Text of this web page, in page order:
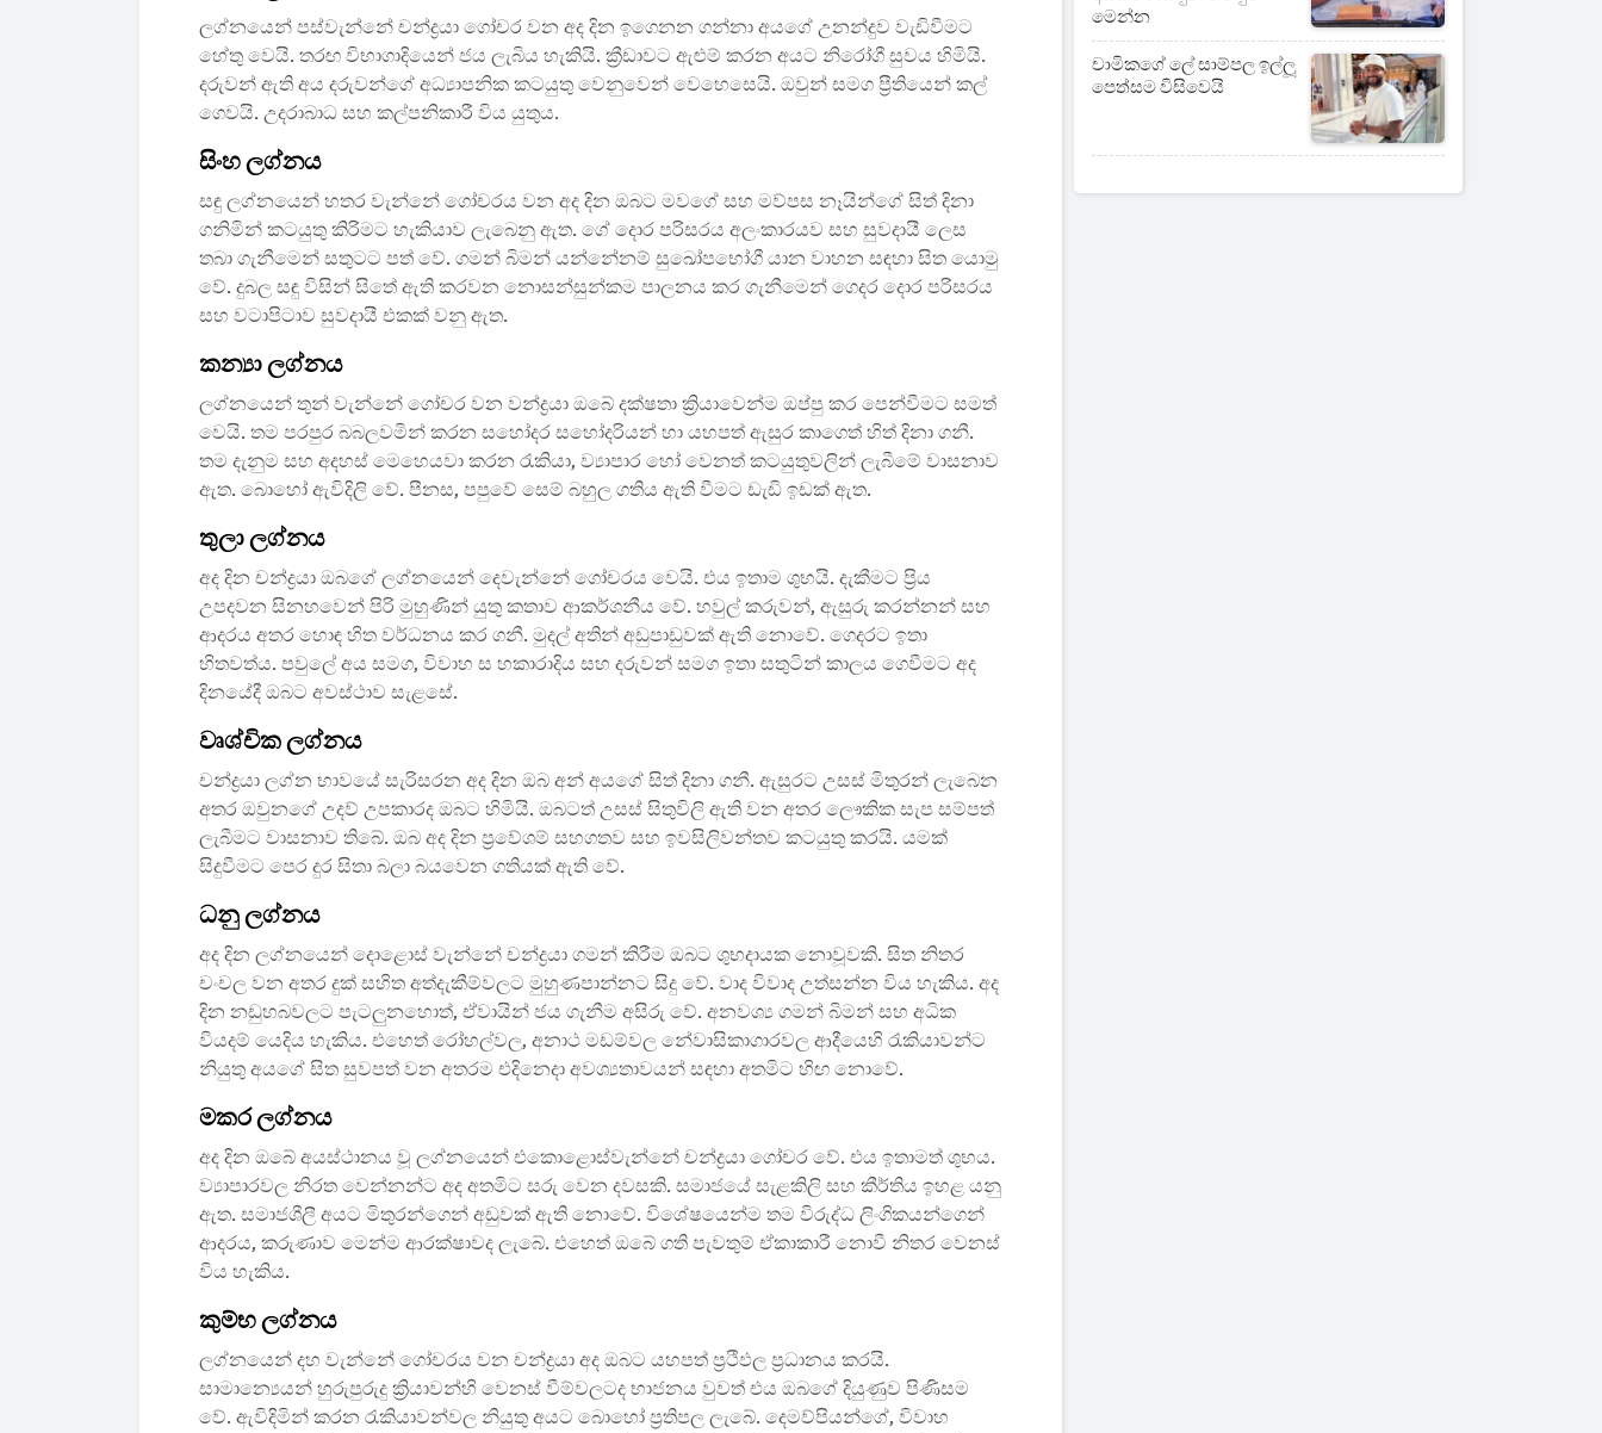
ලග්නයෙන් පස්වැන්නේ චන්ද්‍රයා ගෝචර වන අද දින ඉගෙනන ගන්නා අයගේ උනන්දුව වැඩිවීමට
හේතු වෙයි. තරඟ විභාගාදියෙන් ජය ලැබිය හැකියි. ක්‍රීඩාවට ඇළුම් කරන අයට නිරෝගී සුවය හිමියි.
දරුවන් ඇති අය දරුවන්ගේ අධ්‍යාපනික කටයුතු වෙනුවෙන් වෙහෙසෙයි. ඔවුන් සමග ප්‍රීතියෙන් කල්
ගෙවයි. උදරාබාධ සහ කල්පනිකාරී විය යුතුය.
සිංහ ලග්නය
සඳු ලග්නයෙන් හතර වැන්නේ ගෝචරය වන අද දින ඔබට මවගේ සහ මව්පස නෑයින්ගේ සිත් දිනා
ගනිමින් කටයුතු කිරිමට හැකියාව ලැබෙනු ඇත. ගේ දොර පරිසරය අලංකාරයව සහ සුවදායී ලෙස
තබා ගැනීමෙන් සතුටට පත් වේ. ගමන් බිමන් යන්නේනම් සුඛෝපභෝගී යාන වාහන සඳහා සිත යොමු
වේ. දුබල සඳු විසින් සිතේ ඇති කරවන නොසන්සුන්කම පාලනය කර ගැනීමෙන් ගෙදර දොර පරිසරය
සහ වටාපිටාව සුවදායී එකක් වනු ඇත.
කන්‍යා ලග්නය
ලග්නයෙන් තුන් වැන්නේ ගෝචර වන වන්ද්‍රයා ඔබේ දක්ෂතා ක්‍රියාවෙන්ම ඔප්පු කර පෙන්වීමට සමත්
වෙයි. තම පරපුර බබලවමින් කරන සහෝදර සහෝදරියන් හා යහපත් ඇසුර කාගෙත් හිත් දිනා ගනී.
තම දැනුම සහ අදහස් මෙහෙයවා කරන රැකියා, ව්‍යාපාර හෝ වෙනත් කටයුතුවලින් ලැබීමේ වාසනාව
ඇත. බොහෝ ඇවිදිලි වේ. පීනස, පපුවේ සෙම් බහුල ගතිය ඇති වීමට ඩැඩි ඉඩක් ඇත.
තුලා ලග්නය
අද දින චන්ද්‍රයා ඔබගේ ලග්නයෙන් දෙවැන්නේ ගෝචරය වෙයි. එය ඉතාම ශුභයි. දැකීමට ප්‍රිය
උපදවන සිනහවෙන් පිරි මුහුණින් යුතු කතාව ආකර්ශනීය වේ. හවුල් කරුවන්, ඇසුරු කරන්නන් සහ
ආදරය අතර හොඳ හිත වර්ධනය කර ගනී. මුදල් අතින් අඩුපාඩුවක් ඇති නොවේ. ගෙදරට ඉතා
හිතවත්ය. පවුලේ අය සමග, විවාහ ස හකාරාදිය සහ දරුවන් සමග ඉතා සතුටින් කාලය ගෙවීමට අද
දිනයේදී ඔබට අවස්ථාව සැළසේ.
වෘශ්චික ලග්නය
චන්ද්‍රයා ලග්න භාවයේ සැරිසරන අද දින ඔබ අන් අයගේ සිත් දිනා ගනී. ඇසුරට උසස් මිතුරන් ලැබෙන
අතර ඔවුනගේ උදව් උපකාරද ඔබට හිමියි. ඔබටත් උසස් සිතුවිලි ඇති වන අතර ලෞකික සැප සම්පත්
ලැබීමට වාසනාව ති‍බේ. ඔබ අද දින ප්‍රවේශම් සහගතව සහ ඉවසිලිවන්තව කටයුතු කරයි. යමක්
සිදුවීමට පෙර දුර සිතා බලා බයවෙන ගතියක් ඇති වේ.
ධනු ලග්නය
අද දින ලග්නයෙන් දොළොස් වැන්නේ චන්ද්‍රයා ගමන් කිරීම ඔබට ශුභදායක නොවූවකි. සිත නිතර
චංචල වන අතර දුක් සහිත අත්දැකීම්වලට මුහුණපාන්නට සිදු වේ. වාද විවාද උත්සන්න විය හැකිය. අද
දින නඩුහබවලට පැටලුනහොත්, ඒවායින් ජය ගැනීම අසිරු වේ. අනවශ්‍ය ගමන් බිමන් සහ අධික
වියදම් යෙදිය හැකිය. එහෙත් රෝහල්වල, අනාථ මඩම්වල නේවාසිකාගාරවල ආදීයෙහි රැකියාවන්ට
නියුතු අයගේ සිත සුවපත් වන අතරම එදිනෙදා අවශ්‍යතාවයන් සඳහා අතමිට හිඟ නොවේ.
මකර ලග්නය
අද දින ඔබේ අයස්ථානය වූ ලග්නයෙන් එකොළොස්වැන්නේ චන්ද්‍රයා ගෝචර වේ. එය ඉතාමත් ශුභය.
ව්‍යාපාරවල නිරත වෙන්නන්ට අද අතමිට සරු වෙන දවසකි. සමාජයේ සැළකිලි සහ කීර්තිය ඉහළ යනු
ඇත. සමාජශීලී අයට මිතුරන්ගෙන් අඩුවක් ඇති නොවේ. විශේෂයෙන්ම තම විරුද්ධ ලිංගිකයන්ගෙන්
ආදරය, කරුණාව මෙන්ම ආරක්ෂාවද ලැබේ. එහෙත් ඔබේ ගති පැවතුම් ඒකාකාරී නොවී නිතර වෙනස්
විය හැකිය.
කුම්භ ලග්නය
ලග්නයෙන් දහ වැන්නේ ගෝචරය වන චන්ද්‍රයා අද ඔබට යහපත් ප්‍රථිඵල ප්‍රධානය කරයි.
සාමාන්‍යෙයන් හුරුපුරුදු ක්‍රියාවන්හි වෙනස් වීම්වලටද භාජනය වුවත් එය ඔබගේ දියුණුව පිණිසම
වේ. ඇවිදිමින් කරන රැකියාවන්වල නියුතු අයට බොහෝ ප්‍රතිපල ලැබේ. දෙමව්පියන්ගේ, විවාහ
මෙන්න
චාමිකගේ ලේ සාම්පල ඉල්ලූ
පෙත්සම විසිවෙයි